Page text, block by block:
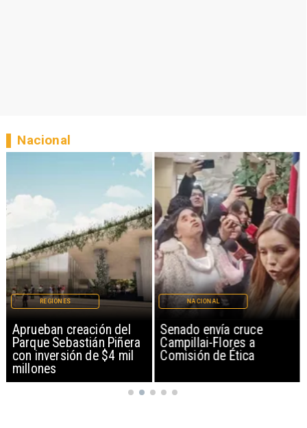
Aprueban creación del
Parque Sebastián Piñera
con inversión de $4 mil
millones
REGIONES
Senado envía cruce
Campillai-Flores a
Comisión de Ética
NACIONAL
Nacional